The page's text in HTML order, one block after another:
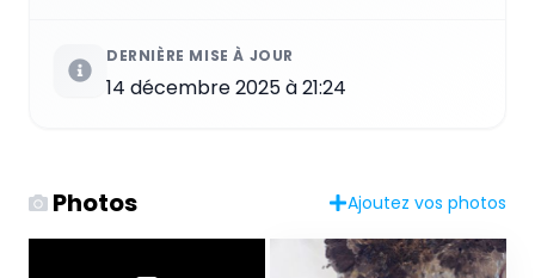
DERNIÈRE MISE À JOUR
14 décembre 2025 à 21:24
Photos Ajoutez vos photos